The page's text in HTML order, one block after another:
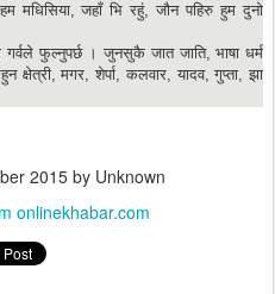
मधिसिया, जहाँ भि रहुं, जौन पहिरु हुम दुनो
गर्वले फुल्नुपर्छ । जुनसुकै जात जाति, भाषा धर्म
मगर, शेर्पा, कलवार, यादव, गुप्ता, झा
2015 by Unknown
onlinekhabar.com